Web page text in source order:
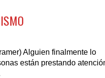
Alguien finalmente lo
están prestando